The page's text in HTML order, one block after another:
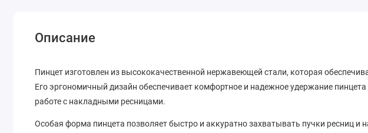
Описание
Пинцет изготовлен из высококачественной нержавеющей стали, которая
Его эргономичный дизайн обеспечивает комфортное и надежное удержание
работе с накладными ресницами.
Особая форма пинцета позволяет быстро и аккуратно захватывать пучки ресниц и